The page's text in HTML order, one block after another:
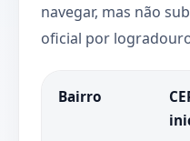
navegar, mas não
oficial por
Bairro